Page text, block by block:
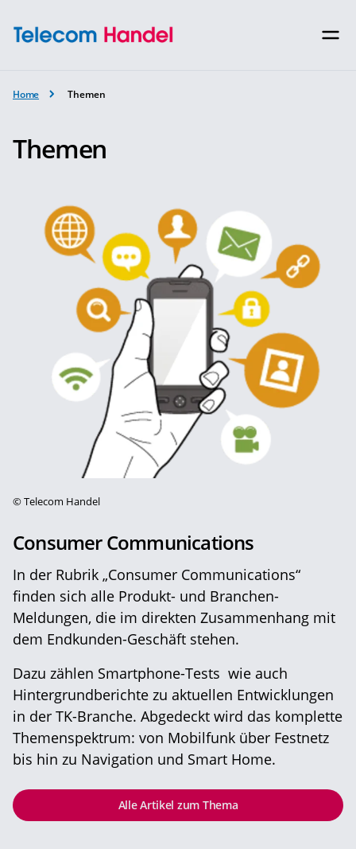
Home Themen
Themen
©Telecom Handel
Consumer Communications
In der Rubrik „Consumer Communications“
finden sich alle Produkt- und Branchen-
Meldungen, die im direkten Zusammenhang mit
dem Endkunden-Geschäft stehen.
Dazu zählen Smartphone-Tests wie auch
Hintergrundberichte zu aktuellen Entwicklungen
in der TK-Branche. Abgedeckt wird das komplette
Themenspektrum: von Mobilfunk über Festnetz
bis hin zu Navigation und Smart Home.
Alle Artikel zum Thema